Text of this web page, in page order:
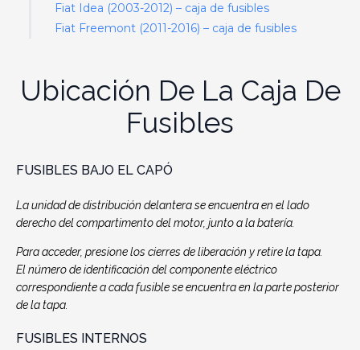
Fiat Idea (2003-2012) – caja de fusibles
Fiat Freemont (2011-2016) – caja de fusibles
Ubicación De La Caja De
Fusibles
FUSIBLES BAJO EL CAPÓ
La unidad de distribución delantera se encuentra en el lado
derecho del compartimento del motor, junto a la batería.
Para acceder, presione los cierres de liberación y retire la tapa.
El número de identificación del componente eléctrico
correspondiente a cada fusible se encuentra en la parte posterior
de la tapa.
FUSIBLES INTERNOS